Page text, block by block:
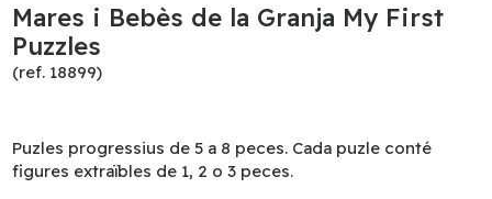
Mares i Bebès de la Granja My First
Puzzles
(ref. 18899)
Puzles progressius de 5 a 8 peces. Cada puzle conté
figures extraïbles de 1, 2 o 3 peces.